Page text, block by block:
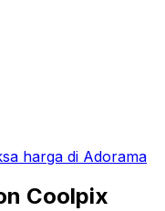
harga di Adorama
Coolpix